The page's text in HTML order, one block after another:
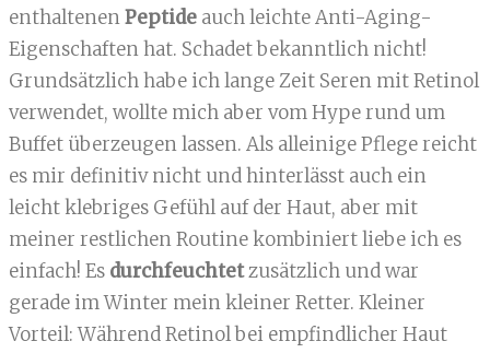
enthaltenenPeptide auch leichte Anti-Aging-
Eigenschaften hat. Schadet bekanntlich nicht!
Grundsätzlich habe ich lange Zeit Seren mit Retinol
verwendet, wollte mich aber vom Hype rund um
Buffet überzeugen lassen. Als alleinige Pflege reicht
es mir definitiv nicht und hinterlässt auch ein
leicht klebriges Gefühl auf der Haut, aber mit
meiner restlichen Routine kombiniert liebe ich es
einfach! Es durchfeuchtetzusätzlich und war
gerade im Winter mein kleiner Retter. Kleiner
Vorteil: Während Retinol bei empfindlicher Haut